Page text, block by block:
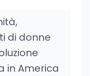
di donne
in America